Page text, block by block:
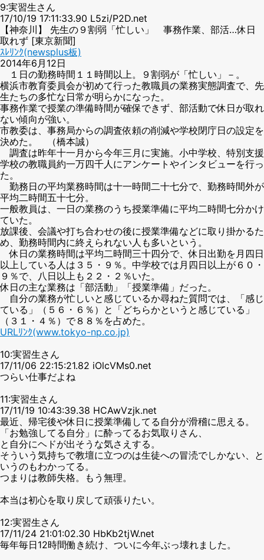
9:実習生さん
17/10/19 17:11:33.90 L5zi/P2D.net
【神奈川】 先生の９割弱「忙しい」 事務作業、部活…休日
取れず [東京新聞]
ｽﾚﾘﾝｸ(newsplus板)
2014年6月12日
１日の勤務時間１１時間以上。９割弱が「忙しい」－。
横浜市教育委員会が初めて行った教職員の業務実態調査で、先
生たちの多忙な日常が明らかになった。
事務作業で授業の準備時間が確保できず、部活動で休日が取れ
ない傾向が強い。
市教委は、事務局からの調査依頼の削減や学校閉庁日の設定を
決めた。 （橋本誠）
調査は昨年十一月から今年三月に実施。小中学校、特別支援
学校の教職員約一万四千人にアンケートやインタビューを行っ
た。
勤務日の平均業務時間は十一時間二十七分で、勤務時間外が
平均二時間五十七分。
一般教員は、一日の業務のうち授業準備に平均二時間七分かけ
ていた。
放課後、会議や打ち合わせの後に授業準備などに取り掛かるた
め、勤務時間内に終えられない人も多いという。
休日の業務時間は平均二時間三十四分で、休日出勤を月四日
以上している人は３５・９％。中学校では月四日以上が６０・
９％で、八日以上も２２・２％いた。
休日の主な業務は「部活動」「授業準備」だった。
自分の業務が忙しいと感じているか尋ねた質問では、「感じ
ている」（５６・６％）と「どちらかというと感じている」
（３１・４％）で８８％を占めた。
URLﾘﾝｸ(www.tokyo-np.co.jp)
10:実習生さん
17/11/06 22:15:21.82 iOlcVMs0.net
つらい仕事だよね
11:実習生さん
17/11/19 10:43:39.38 HCAwVzjk.net
最近、帰宅後や休日に授業準備してる自分が滑稽に思える。
「お勉強してる自分」に酔ってるお気取りさん、
と自分にヘドが出そうな気さえする。
そういう気持ちで教壇に立つのは生徒への冒涜でしかない、と
いうのもわかってる。
つまりは教師失格。もう無理。
本当は初心を取り戻して頑張りたい。
12:実習生さん
17/11/24 21:01:02.30 HbKb2tjW.net
毎年毎日12時間働き続け、ついに今年ぶっ壊れました。